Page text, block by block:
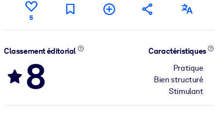
5
Classement éditorial
8
Caractéristiques
Pratique
Bien structuré
Stimulant